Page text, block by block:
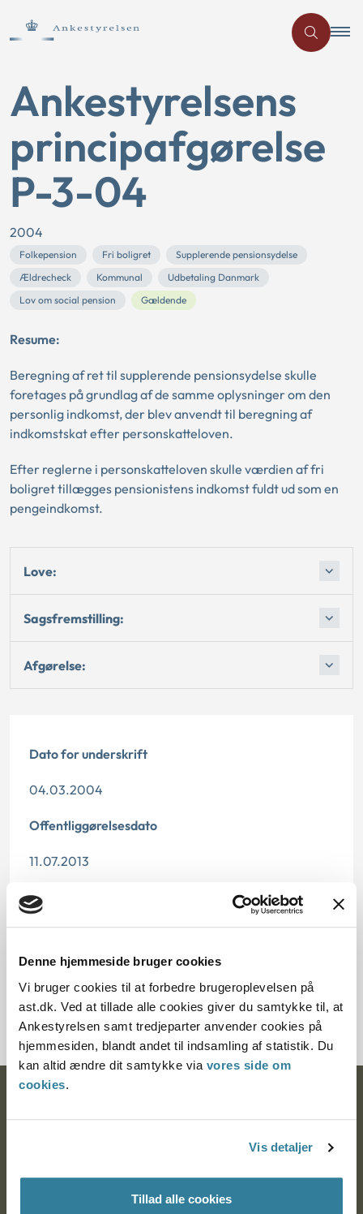
Denne hjemmeside bruger cookies
Vi bruger cookies til at forbedre brugeroplevelsen på
ast.dk. Ved at tillade alle cookies giver du samtykke til, at
Ankestyrelsen samt tredjeparter anvender cookies på
hjemmesiden, blandt andet til indsamling af statistik. Du
kan altid ændre dit samtykke via vores side om
cookies.
Vis detaljer
Tillad alle cookies
Ankestyrelsens
principafgørelse
P-3-04
2004
Folkepension Fri boligret
Supplerende pensionsydelse
Ældrecheck
Kommunal
Udbetaling Danmark
Lov om social pension
Gældende
Resume:
Beregning af ret til supplerende pensionsydelse skulle
foretages på grundlag af de samme oplysninger om den
personlig indkomst, der blev anvendt til beregning af
indkomstskat efter personskatteloven.
Efter reglerne i personskatteloven skulle værdien af fri
boligret tillægges pensionistens indkomst fuldt ud som en
pengeindkomst.
Love:
Sagsfremstilling:
Afgørelse:
Dato for underskrift
04.03.2004
Offentliggørelsesdato
11.07.2013
Paragraf
§ 16 § 7 § 72d
Journalnummer
6001182-03